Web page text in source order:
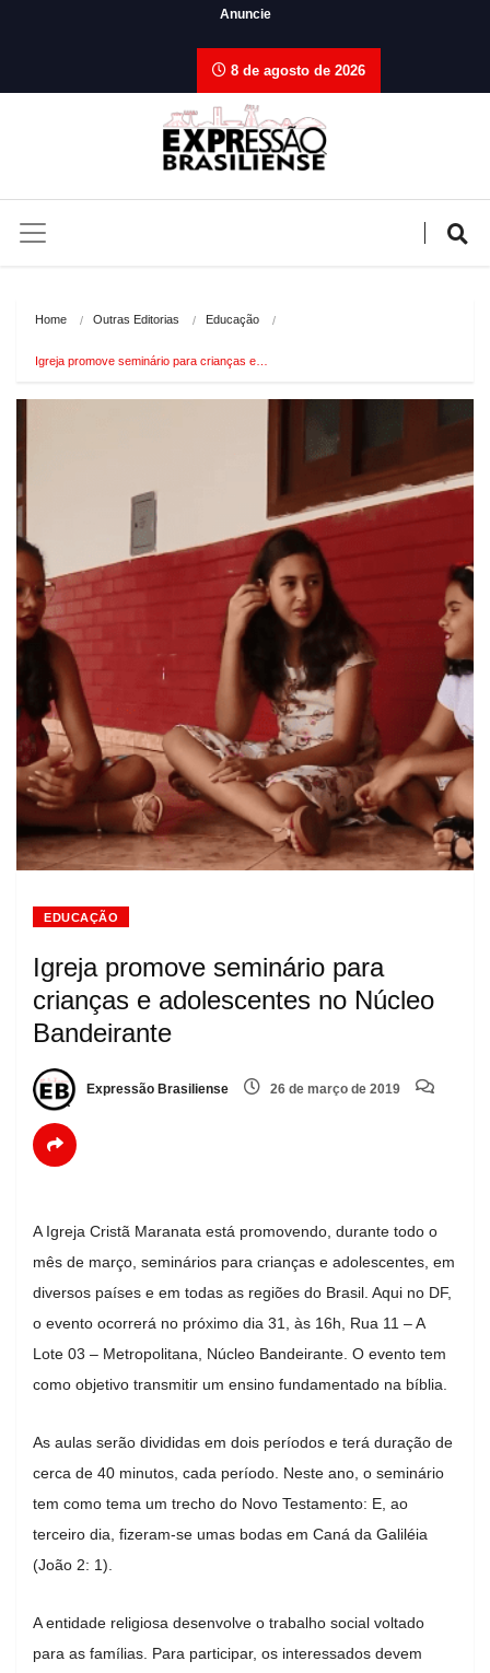
Anuncie
8 de agosto de 2026
Home Outras Editorias Educação
Igreja promove seminário para crianças e…
EDUCAÇÃO
Igreja promove seminário para
crianças e adolescentes no Núcleo
Bandeirante
Expressão Brasiliense 26 de março de 2019
A Igreja Cristã Maranata está promovendo, durante todo o
mês de março, seminários para crianças e adolescentes, em
diversos países e em todas as regiões do Brasil. Aqui no DF,
o evento ocorrerá no próximo dia 31, às 16h, Rua 11 – A
Lote 03 – Metropolitana, Núcleo Bandeirante. O evento tem
como objetivo transmitir um ensino fundamentado na bíblia.
As aulas serão divididas em dois períodos e terá duração de
cerca de 40 minutos, cada período. Neste ano, o seminário
tem como tema um trecho do Novo Testamento: E, ao
terceiro dia, fizeram-se umas bodas em Caná da Galiléia
(João 2: 1).
A entidade religiosa desenvolve o trabalho social voltado
para as famílias. Para participar, os interessados devem